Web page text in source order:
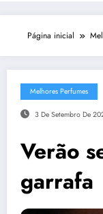
Página inicial
Melhores Perfumes
3 De Setembro De
Verão
garrafa